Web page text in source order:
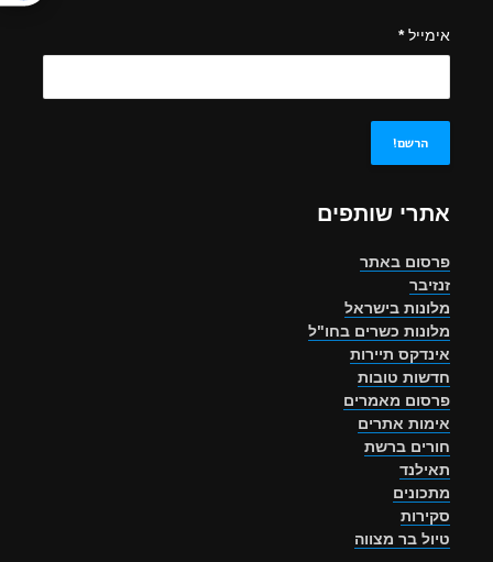
אימייל*
אתרי שותפים
פרסום באתר
זנזיבר
מלונות בישראל
מלונות כשרים בחו"ל
אינדקס תיירות
חדשות טובות
פרסום מאמרים
אימות אתרים
חורים ברשת
תאילנד
מתכונים
סקירות
טיול בר מצווה